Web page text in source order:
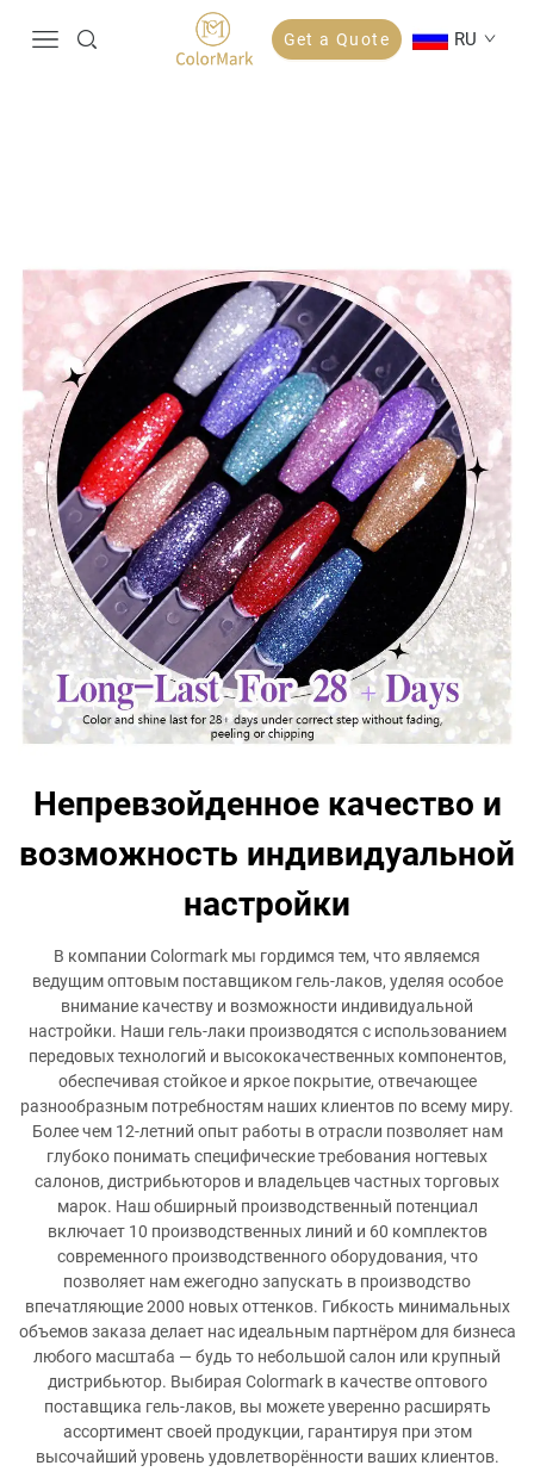
Get a Quote RU
Непревзойденное качество и
возможность индивидуальной
настройки
В компании Colormark мы гордимся тем, что являемся
ведущим оптовым поставщиком гель-лаков, уделяя особое
внимание качеству и возможности индивидуальной
настройки. Наши гель-лаки производятся с использованием
передовых технологий и высококачественных компонентов,
обеспечивая стойкое и яркое покрытие, отвечающее
разнообразным потребностям наших клиентов по всему миру.
Более чем 12-летний опыт работы в отрасли позволяет нам
глубоко понимать специфические требования ногтевых
салонов, дистрибьюторов и владельцев частных торговых
марок. Наш обширный производственный потенциал
включает 10 производственных линий и 60 комплектов
современного производственного оборудования, что
позволяет нам ежегодно запускать в производство
впечатляющие 2000 новых оттенков. Гибкость минимальных
объемов заказа делает нас идеальным партнёром для бизнеса
любого масштаба — будь то небольшой салон или крупный
дистрибьютор. Выбирая Colormark в качестве оптового
поставщика гель-лаков, вы можете уверенно расширять
ассортимент своей продукции, гарантируя при этом
высочайший уровень удовлетворённости ваших клиентов.